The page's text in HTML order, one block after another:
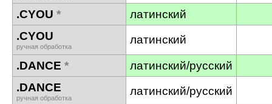
.CYOU *
латинский
.CYOU
ручная обработка
латинский
.DANCE *
латинский/русский
.DANCE
ручная обработка
латинский/русский